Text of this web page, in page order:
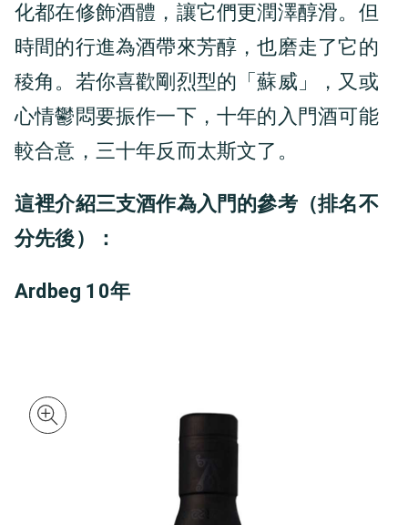
化都在修飾酒體，讓它們更潤澤醇滑。但
時間的行進為酒帶來芳醇，也磨走了它的
稜角。若你喜歡剛烈型的「蘇威」，又或
心情鬱悶要振作一下，十年的入門酒可能
較合意，三十年反而太斯文了。
這裡介紹三支酒作為入門的參考（排名不
分先後）：
Ardbeg 10年